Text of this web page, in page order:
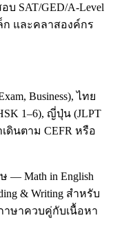
บ SAT/GED/A-Level
และคลาสองค์กร
Business), ไทย
1–6), ญี่ปุ่น (JLPT
ดินตาม CEFR หรือ
Math in English
& Writing สำหรับ
าษาควบคู่กับเนื้อหา